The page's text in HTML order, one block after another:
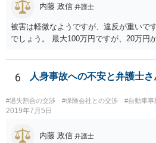
「相当の注意」をしていなかった証左で
事故証明書を速やかに取得すべきです。
者行為による傷病届を出す必要がありま
れるかという問題はありますが、事故後
ては、領収書をもらい保存しておきまし
内藤 政信 弁護士
被害は軽微なようですが、違反が重いで
でしょう。 最大100万円ですが、20万円
6 人身事故への不安と弁護士
#過失割合の交渉 #保険会社との交渉 #自動車事
2019年7月5日
内藤 政信 弁護士